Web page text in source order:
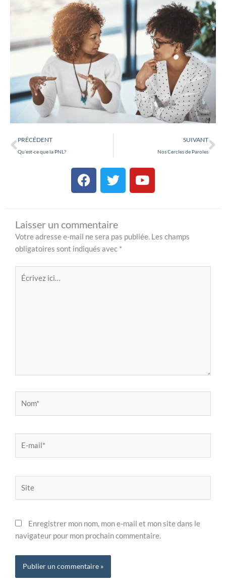
Précédent
PRÉCÉDENT
Qu’est-ce que la PNL?
SUIVANT
Nos Cercles de Paroles
F
a
b
o
o
T
w
t
e
r
Y
o
b
Laisser un commentaire
Votre adresse e-mail ne sera pas publiée. Les champs
obligatoires sont indiqués avec *
ici…
mail*
Enregistrer mon nom, mon e-mail et mon site dans le
navigateur pour mon prochain commentaire.